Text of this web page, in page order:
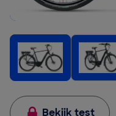
Bekijk test